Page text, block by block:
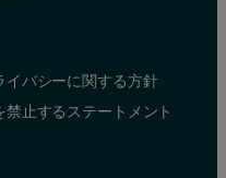
イバシーに関する方針
止するステートメント